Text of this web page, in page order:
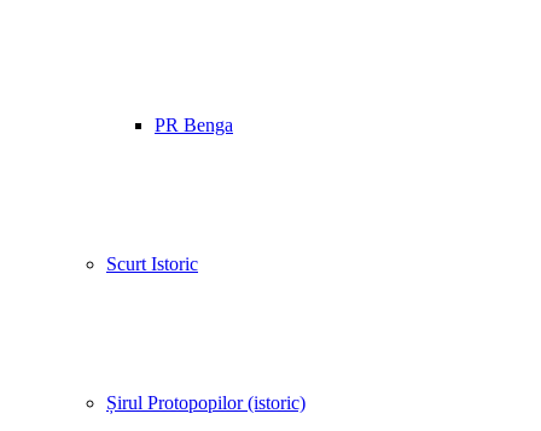
PR Benga
Scurt Istoric
Șirul Protopopilor (istoric)